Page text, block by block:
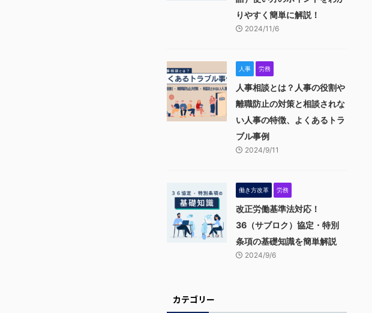
りやすく簡単に解説！
2024/11/6
人事 労務
人事相談とは？人事の役割や
離職防止の対策と相談されな
い人事の特徴、よくあるトラ
ブル事例
2024/9/11
働き方改革 労務
改正労働基準法対応！
36（サブロク）協定・特別
条項の基礎知識を簡単解説
2024/9/6
カテゴリー